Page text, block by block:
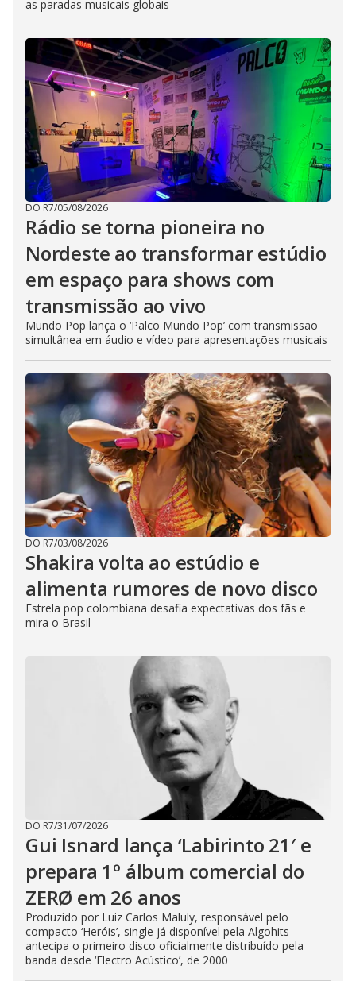
as paradas musicais globais
DO R7/05/08/2026
Rádio se torna pioneira no
Nordeste ao transformar estúdio
em espaço para shows com
transmissão ao vivo
Mundo Pop lança o ‘Palco Mundo Pop’ com transmissão
simultânea em áudio e vídeo para apresentações musicais
DO R7/03/08/2026
Shakira volta ao estúdio e
alimenta rumores de novo disco
Estrela pop colombiana desafia expectativas dos fãs e
mira o Brasil
DO R7/31/07/2026
Gui Isnard lança ‘Labirinto 21′ e
prepara 1º álbum comercial do
ZERØ em 26 anos
Produzido por Luiz Carlos Maluly, responsável pelo
compacto ‘Heróis’, single já disponível pela Algohits
antecipa o primeiro disco oficialmente distribuído pela
banda desde ‘Electro Acústico’, de 2000